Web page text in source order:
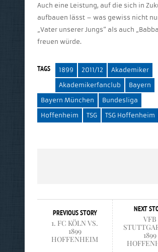
Auch eine Leistung, auf die sich in
aufbauen lässt – was gewiss nicht
„Vater unserer Jungs“ als auch
freuen würde.
TAGS 1899 2011/12
Akademiker
Akademikerfanclub
Bayern
Bayern München
Bundesliga
Hoffenheim
TSG TSG Hoffenheim
PREVIOUS STORY
1. FC KÖLN VS.
1899
HOFFENHEIM
NEXT
VFB
1899